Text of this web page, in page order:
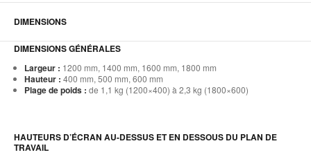
DIMENSIONS
DIMENSIONS GÉNÉRALES
Largeur : 1200 mm, 1400 mm, 1600 mm, 1800 mm
Hauteur : 400 mm, 500 mm, 600 mm
Plage de poids : de 1,1 kg (1200×400) à 2,3 kg (1800×600)
HAUTEURS D’ÉCRAN AU-DESSUS ET EN DESSOUS DU PLAN DE
TRAVAIL